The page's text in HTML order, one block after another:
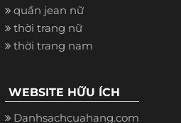
quần jean nữ
thời trang nữ
thời trang nam
WEBSITE HỮU ÍCH
Danhsachcuahang.com